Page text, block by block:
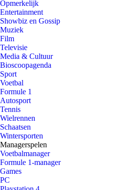
Opmerkelijk
Entertainment
Showbiz en Gossip
Muziek
Film
Televisie
Media & Cultuur
Bioscoopagenda
Sport
Voetbal
Formule 1
Autosport
Tennis
Wielrennen
Schaatsen
Wintersporten
Managerspelen
Voetbalmanager
Formule 1-manager
Games
PC